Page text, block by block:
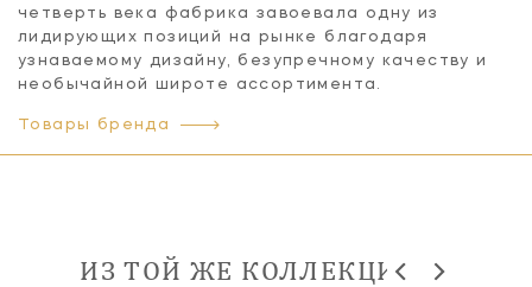
четверть века фабрика завоевала одну из
лидирующих позиций на рынке благодаря
узнаваемому дизайну, безупречному качеству и
необычайной широте ассортимента.
Товары бренда
ИЗ ТОЙ ЖЕ КОЛЛЕКЦИИ